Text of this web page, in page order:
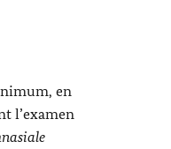
en
l’examen